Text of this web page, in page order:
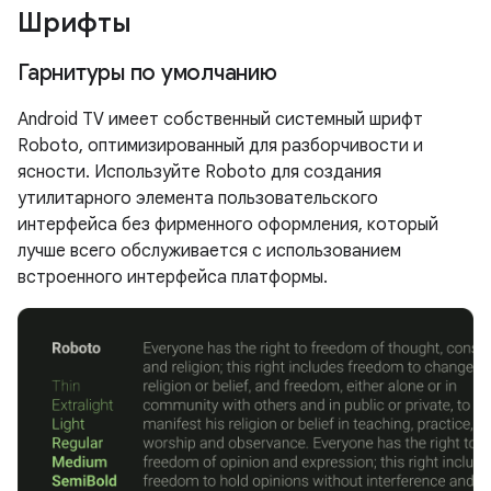
Шрифты
Гарнитуры по умолчанию
Android TV имеет собственный системный шрифт
Roboto, оптимизированный для разборчивости и
ясности. Используйте Roboto для создания
утилитарного элемента пользовательского
интерфейса без фирменного оформления, который
лучше всего обслуживается с использованием
встроенного интерфейса платформы.